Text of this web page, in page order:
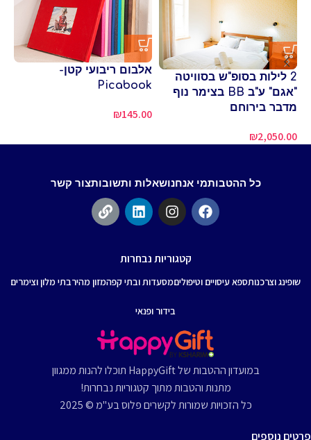
2 לילות בסופ"ש בסוויטה
"אגם" ע"ב BB בצימר נוף
מדבר בירוחם
₪2,050.00
אלבום ריבועי קטן-
Picabook
₪145.00
כל ההטבותמי אנחנושאלות ותשובותצור קשר
קטגוריות נבחרות
שופינג וצרכנותספא עיסויים וטיפוליםמסעדות ובתי קפהמזון מהירבתי מלון וצימרים
בידור ופנאי
במועדון ההטבות של HappyGift תוכלו להנות ממגוון
מתנות והטבות מתוך קטגוריות נבחרות!
כל הזכויות שמורות לקשרים פלוס בע"מ © 2025
פרטים נוספים